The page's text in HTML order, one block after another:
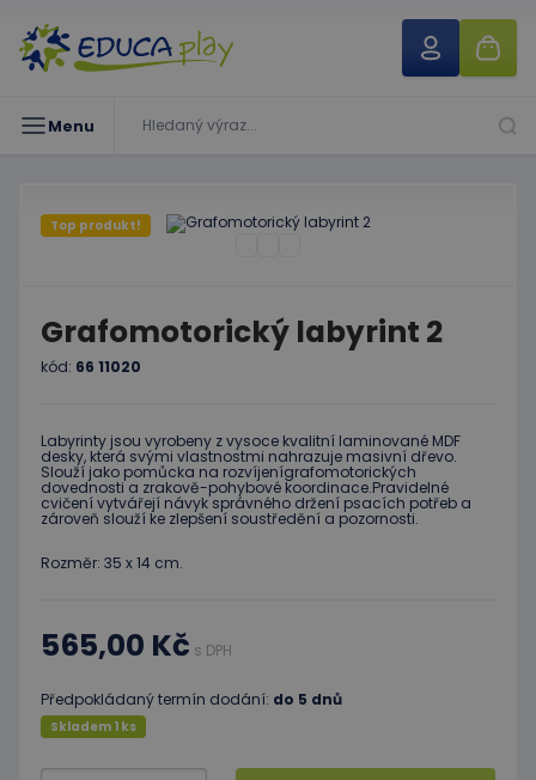
Menu
Top produkt!
Grafomotorický labyrint 2
kód: 66 11020
Labyrinty jsou vyrobeny z vysoce kvalitní laminované MDF
desky, která svými vlastnostmi nahrazuje masivní dřevo.
Slouží jako pomůcka na rozvíjenígrafomotorických
dovednosti a zrakově-pohybové koordinace.Pravidelné
cvičení vytvářejí návyk správného držení psacích potřeb a
zároveň slouží ke zlepšení soustředění a pozornosti.
Rozměr: 35 x 14 cm.
565,00 Kč s DPH
Předpokládaný termín dodání: do 5 dnů
Skladem 1 ks